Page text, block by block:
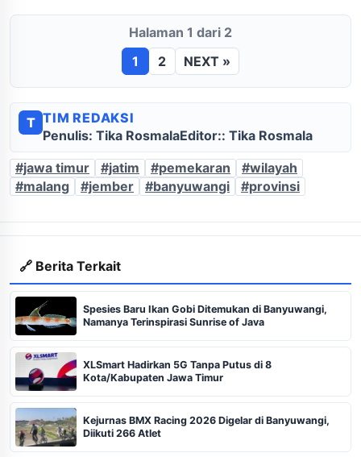
Halaman 1 dari 2
1
2 NEXT »
T TIM REDAKSI
Penulis: Tika RosmalaEditor:: Tika Rosmala
#jawa timur
#jatim #pemekaran
#wilayah
#malang
#jember #banyuwangi #provinsi
🔗 Berita Terkait
Spesies Baru Ikan Gobi Ditemukan di Banyuwangi,
Namanya Terinspirasi Sunrise of Java
XLSmart Hadirkan 5G Tanpa Putus di 8
Kota/Kabupaten Jawa Timur
Kejurnas BMX Racing 2026 Digelar di Banyuwangi,
Diikuti 266 Atlet